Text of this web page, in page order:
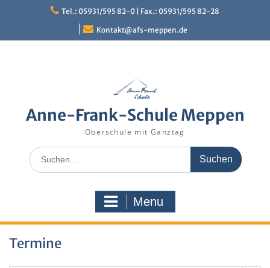
Tel.: 05931/595 82-0 | Fax.: 05931/595 82-28
Kontakt@afs-meppen.de
Anne-Frank-Schule Meppen
Oberschule mit Ganztag
Search
for:
Menu
Termine